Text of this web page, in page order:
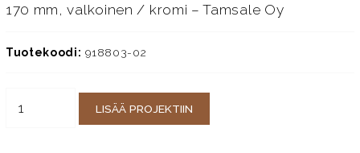
170 mm, valkoinen / kromi – Tamsale Oy
Tuotekoodi: 918803-02
LISÄÄ PROJEKTIIN